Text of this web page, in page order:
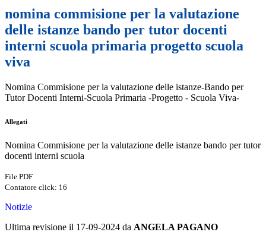
nomina commisione per la valutazione
delle istanze bando per tutor docenti
interni scuola primaria progetto scuola
viva
Nomina Commisione per la valutazione delle istanze-Bando per
Tutor Docenti Interni-Scuola Primaria -Progetto - Scuola Viva-
Allegati
Nomina Commisione per la valutazione delle istanze bando per tutor
docenti interni scuola
File PDF
Contatore click: 16
Notizie
Ultima revisione il 17-09-2024 da ANGELA PAGANO